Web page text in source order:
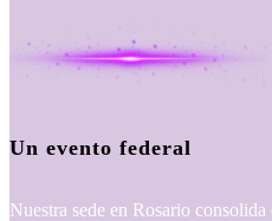
Un evento federal
Nuestra sede en Rosario